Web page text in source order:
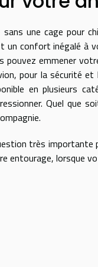
une cage pour
confort inégalé à
pouvez emmener
pour la sécurité
en plusieurs
Quel que
très importante
entourage, lorsque